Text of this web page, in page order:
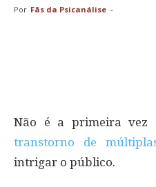
Por Fãs da Psicanálise -
Não é a primeira vez
transtorno de
intrigar o público.